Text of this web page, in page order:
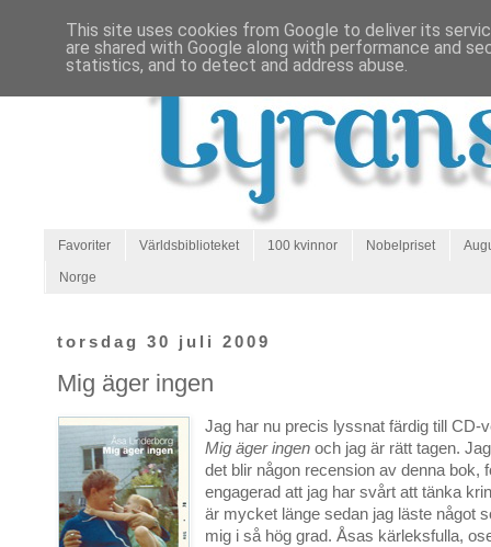
Favoriter Världsbiblioteket 100 kvinnor Nobelpriset
Norge
torsdag 30 juli 2009
Mig äger ingen
Jag har nu precis lyssnat färdig till CD-
Mig äger ingen och jag är rätt tagen.
det blir någon recension av denna bok,
engagerad att jag har svårt att tänka
är mycket länge sedan jag läste något
mig i så hög grad. Åsas kärleksfulla,
This site uses cookies from Google to deliver its
are shared with Google along with performance and
statistics, and to detect and address abuse.